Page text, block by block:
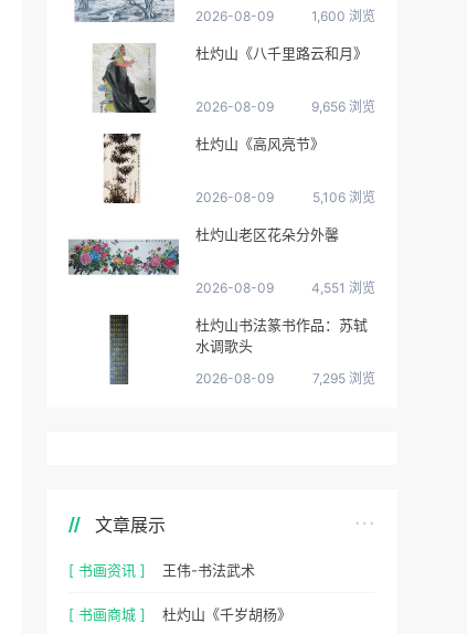
2026-08-09 1,600 浏览
杜灼山《八千里路云和月》
2026-08-09 9,656 浏览
杜灼山《高风亮节》
2026-08-09 5,106 浏览
杜灼山老区花朵分外馨
2026-08-09 4,551 浏览
杜灼山书法篆书作品：苏轼
水调歌头
2026-08-09 7,295 浏览
文章展示
[ 书画资讯 ] 王伟-书法武术
[ 书画商城 ] 杜灼山《千岁胡杨》